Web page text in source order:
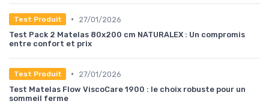
Test Produit •
27/01/2026
Test Pack 2 Matelas 80x200 cm NATURALEX : Un compromis
entre confort et prix
Test Produit •
27/01/2026
Test Matelas Flow ViscoCare 1900 : le choix robuste pour un
sommeil ferme